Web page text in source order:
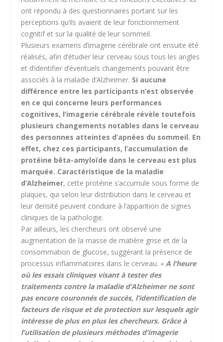
ont répondu à des questionnaires portant sur les
perceptions qu’ils avaient de leur fonctionnement
cognitif et sur la qualité de leur sommeil.
Plusieurs examens d’imagerie cérébrale ont ensuite été
réalisés, afin d’étudier leur cerveau sous tous les angles
et d’identifier d’éventuels changements pouvant être
associés à la maladie d’Alzheimer. Si aucune
différence entre les participants n’est observée
en ce qui concerne leurs performances
cognitives, l’imagerie cérébrale révèle toutefois
plusieurs changements notables dans le cerveau
des personnes atteintes d’apnées du sommeil. En
effet, chez ces participants, l’accumulation de
protéine bêta-amyloïde dans le cerveau est plus
marquée. Caractéristique de la maladie
d’Alzheimer, cette protéine s’accumule sous forme de
plaques, qui selon leur distribution dans le cerveau et
leur densité peuvent conduire à l’apparition de signes
cliniques de la pathologie.
Par ailleurs, les chercheurs ont observé une
augmentation de la masse de matière grise et de la
consommation de glucose, suggérant la présence de
processus inflammatoires dans le cerveau. «A l’heure
où les essais cliniques visant à tester des
traitements contre la maladie d’Alzheimer ne sont
pas encore couronnés de succès, l’identification de
facteurs de risque et de protection sur lesquels agir
intéresse de plus en plus les chercheurs. Grâce à
l’utilisation de plusieurs méthodes d’imagerie